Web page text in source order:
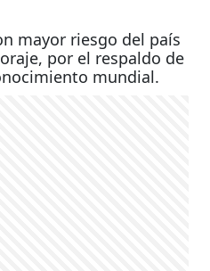
mayor riesgo del país
por el respaldo de
mundial.